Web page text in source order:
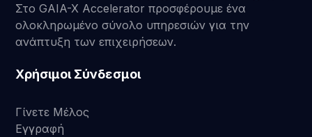
Στο GAIA-X Accelerator προσφέρουμε ένα
ολοκληρωμένο σύνολο υπηρεσιών για την
ανάπτυξη των επιχειρήσεων.
Χρήσιμοι Σύνδεσμοι
Γίνετε Μέλος
Εγγραφή